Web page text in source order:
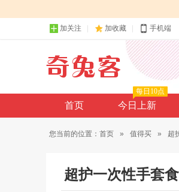
加关注 加收藏 手机端
首页 今日上新
每日10点
您当前的位置： 首页 » 值得买 » 超
超护一次性手套